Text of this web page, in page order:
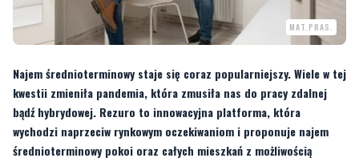
Najem średnioterminowy staje się coraz popularniejszy. Wiele w tej
kwestii zmieniła pandemia, która zmusiła nas do pracy zdalnej